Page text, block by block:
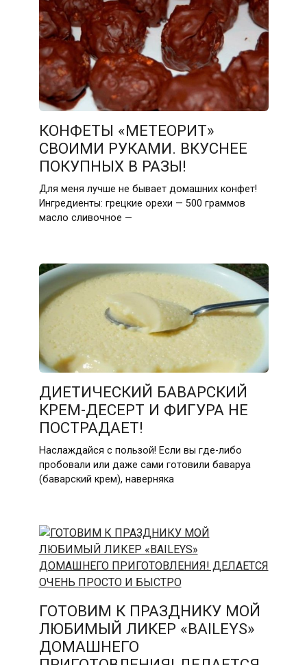
КОНФЕТЫ «МЕТЕОРИТ»
СВОИМИ РУКАМИ. ВКУСНЕЕ
ПОКУПНЫХ В РАЗЫ!
Для меня лучше не бывает домашних конфет!
Ингредиенты: грецкие орехи — 500 граммов
масло сливочное —
ДИЕТИЧЕСКИЙ БАВАРСКИЙ
КРЕМ-ДЕСЕРТ И ФИГУРА НЕ
ПОСТРАДАЕТ!
Наслаждайся с пользой! Если вы где-либо
пробовали или даже сами готовили баваруа
(баварский крем), наверняка
ГОТОВИМ К ПРАЗДНИКУ МОЙ
ЛЮБИМЫЙ ЛИКЕР «BAILEYS»
ДОМАШНЕГО